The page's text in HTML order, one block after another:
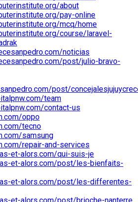
about
pay-online
mcq/home
course/laravel-
noticias
post/julio-bravo-
post/
team
contact-us
oppo
tecno
samsung
repair-and-services
et-alors.com/qui-suis-je
et-alors.com/post/les-bienfaits-
et-alors.com/post/les-differentes-